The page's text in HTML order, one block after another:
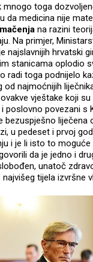
mnogo toga
da medicina nije
na razini
Na primjer,
najslavnijih hrvatski
stanicama oplodio
radi toga podnijelo
najmoćnijih
vještake koji
poslovno povezani s
bezuspješno liječena
u pedeset i prvoj
i je li isto to moguće
da je jedno i
unatoč
tijela izvršne